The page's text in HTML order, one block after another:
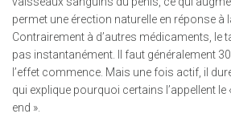
permet une érection naturelle en réponse à
Contrairement à d’autres médicaments, le
pas instantanément. Il faut généralement
l’effet commence. Mais une fois actif, il
qui explique pourquoi certains l’appellent
end ».